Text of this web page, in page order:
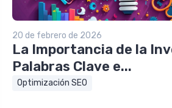
20 de febrero de 2026
La Importancia de la
Palabras Clave e...
Optimización SEO